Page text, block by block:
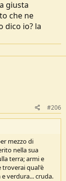
giusta
che ne
dico io? la
#206
mezzo di
nella sua
terra; armi e
troverai qual'è
verdura... cruda.